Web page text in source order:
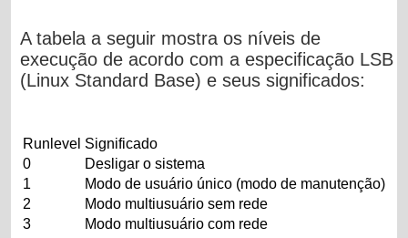
A tabela a seguir mostra os níveis de
execução de acordo com a especificação LSB
(Linux Standard Base) e seus significados:
Runlevel Significado
0
Desligar o sistema
1
Modo de usuário único (modo de manutenção)
2
Modo multiusuário sem rede
3
Modo multiusuário com rede